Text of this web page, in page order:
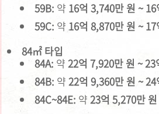
59B: 약 16억 3,740만 원 ~
59C: 약 16억 8,870만 원 ~
84㎡ 타입
84A: 약 22억 7,920만 원 ~
84B: 약 22억 9,360만 원 ~
84C~84E: 약 23억 5,270만